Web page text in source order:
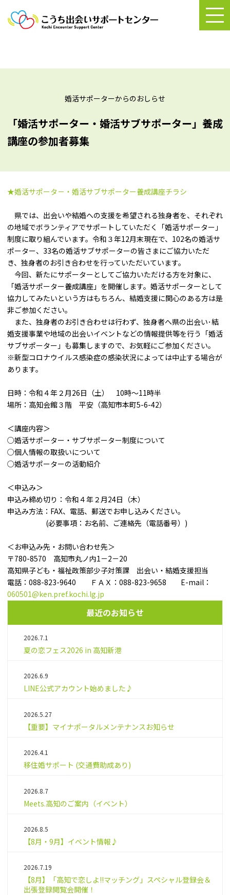
婚活サポーターからのおしらせ
「婚活サポーター・婚活サブサポーター」養成
講座の参加者募集
★婚活サポータ－・婚活サブサポーター養成講座チラシ
県では、出会いや結婚への支援を希望される独身者を、それぞれ
の地域でボランティアでサポートしていただく「婚活サポーター」
制度に取り組んでいます。令和３年12月末現在で、102名の婚活サ
ポーター、33名の婚活サブサポーターの皆さまにご協力いただ
き、独身者のお引き合わせを行っていただいています。
今回、新たにサポーターとしてご協力いただける方を対象に、
「婚活サポーター養成講座」を開催します。婚活サポーターとして
協力してみたいという方はもちろん、結婚支援に関心のある方は是
非ご参加ください。
また、独身者のお引き合わせは行わず、独身者へ県の出会い･結
婚支援事業や地域の出会いイベントなどの情報提供等を行う「婚活
サブサポーター」も募集しますので、お気軽にご参加ください。
※新型コロナウイルス感染症の感染状況によっては中止する場合が
あります。
日時：令和４年２月26日（土） 10時～11時半
場所：高知会館３階 平安（高知市本町5-6-42）
＜講座内容＞
○婚活サポーター・サブサポーター制度について
○個人情報の取扱いについて
○婚活サポーターの活動紹介
＜申込み＞
申込み締め切り：令和４年２月24日（木）
申込み方法：FAX、電話、郵送でお申し込みください。
(必要事項：お名前、ご連絡先（電話番号）)
＜お申込み先・お問い合わせ先＞
〒780-8570 高知市丸ノ内1－2－20
高知県子ども・福祉政策部少子対策課 出会い・結婚支援担当
電話：088-823-9640 ＦＡＸ：088-823-9658 E-mail：
060501@ken.pref.kochi.lg.jp
最近のお知らせ
2026.7.1
夏の恋フェス2026 in 高知新港
2026.6.9
LINE公式アカウント始めました♪
2026.5.27
【重要】マイナポータルメンテナンスお知らせ
2026.4.1
移住婚サポート (交通費助成あり)
2026.8.7
Meets.高知のご案内（イベント）
2026.8.5
【8月・9月】イベント情報♪
2026.7.19
【8月】「高知で恋しよ!!マッチング」スペシャル登録会＆
出張登録閲覧会開催！